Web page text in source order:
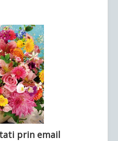
-Inspectoratul Școlar
Mehedinți
prin email